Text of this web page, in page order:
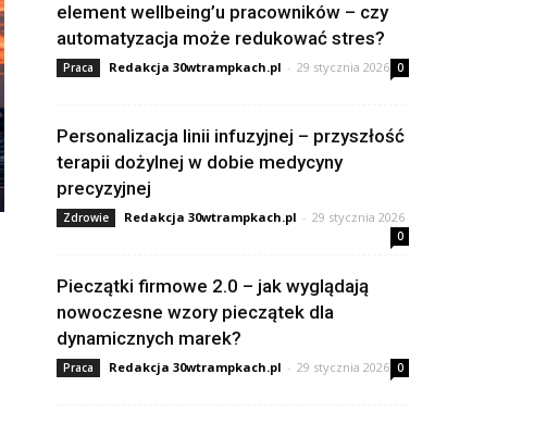
element wellbeing’u pracowników – czy
automatyzacja może redukować stres?
Praca Redakcja 30wtrampkach.pl - 29 stycznia 2026 0
Personalizacja linii infuzyjnej – przyszłość
terapii dożylnej w dobie medycyny
precyzyjnej
Zdrowie Redakcja 30wtrampkach.pl - 29 stycznia 2026
0
Pieczątki firmowe 2.0 – jak wyglądają
nowoczesne wzory pieczątek dla
dynamicznych marek?
Praca Redakcja 30wtrampkach.pl - 29 stycznia 2026 0